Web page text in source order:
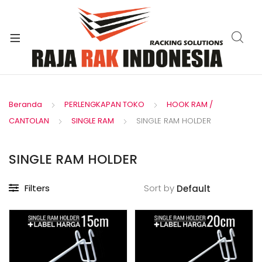
Beranda PERLENGKAPAN TOKO
HOOK RAM /
CANTOLAN
SINGLE RAM SINGLE RAM HOLDER
SINGLE RAM HOLDER
Filters Sort by